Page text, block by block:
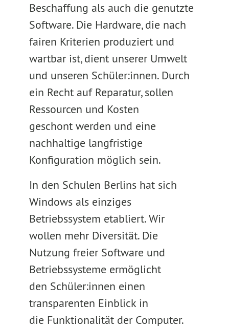
Beschaffung als auch die genutzte
Software. Die Hardware, die nach
fairen Kriterien produziert und
wartbar ist, dient unserer Umwelt
und unseren Schüler:innen. Durch
ein Recht auf Reparatur, sollen
Ressourcen und Kosten
geschont werden und eine
nachhaltige langfristige
Konfiguration möglich sein.
In den Schulen Berlins hat sich
Windows als einziges
Betriebssystem etabliert. Wir
wollen mehr Diversität. Die
Nutzung freier Software und
Betriebssysteme ermöglicht
den Schüler:innen einen
transparenten Einblick in
die Funktionalität der Computer.